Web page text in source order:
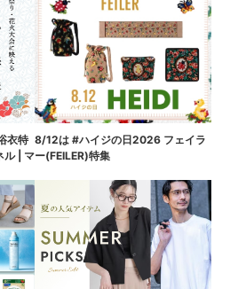
衣特
ル | マ
8/12は #ハイジの日2026 フェイラ
ー(FEILER)特集